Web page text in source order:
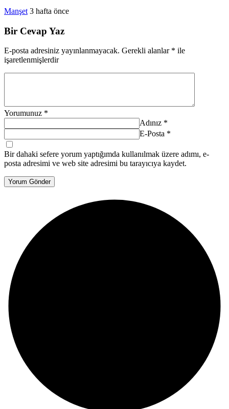
Manşet 3 hafta önce
Bir Cevap Yaz
E-posta adresiniz yayınlanmayacak. Gerekli alanlar * ile
işaretlenmişlerdir
Yorumunuz *
Adınız *
E-Posta *
Bir dahaki sefere yorum yaptığımda kullanılmak üzere adımı, e-
posta adresimi ve web site adresimi bu tarayıcıya kaydet.
Yorum Gönder